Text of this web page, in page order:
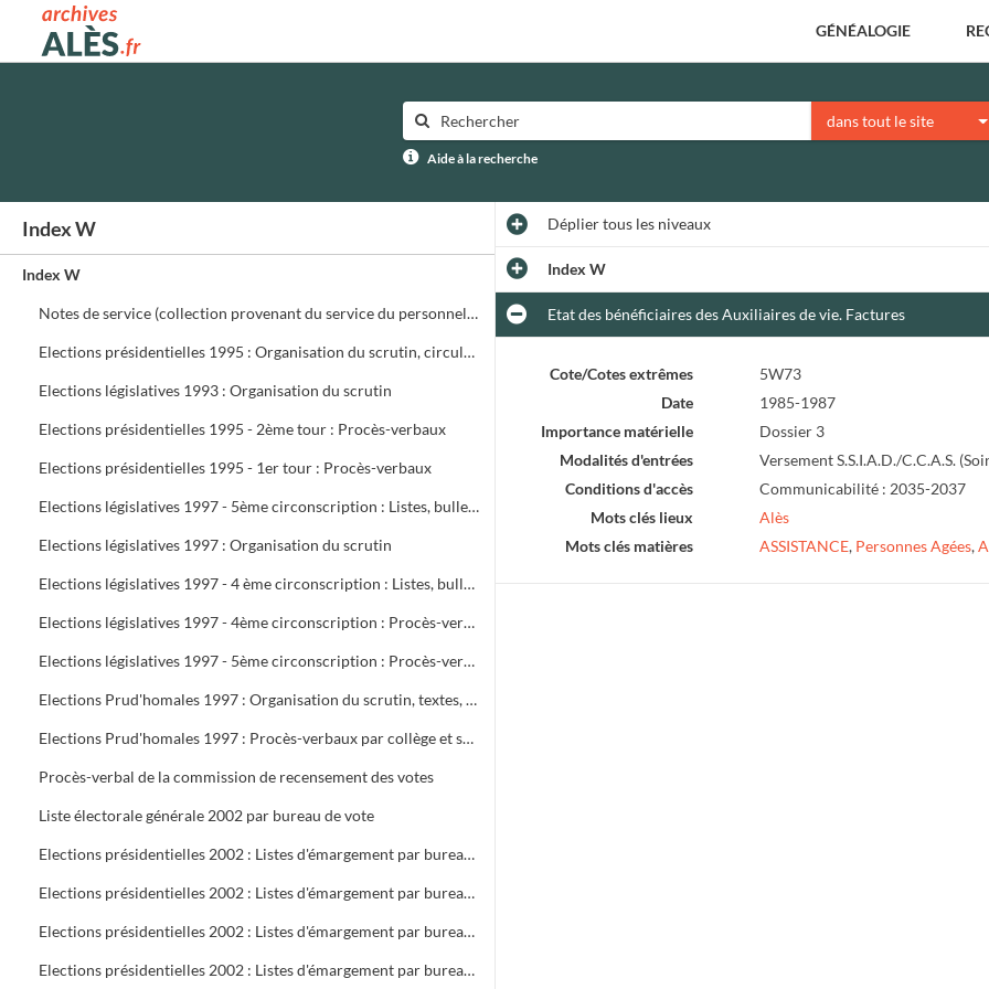
Archives municipales d'Alès GÉNÉALOGIE
dans tout le site
Aide à la recherche
Index W
Index W
Notes de service (collection provenant du service du personnel) ffffff
Elections présidentielles 1995 : Organisation du scrutin, circulaires, assesseurs, délégués, présidents de bureau de vote
Elections législatives 1993 : Organisation du scrutin
Elections présidentielles 1995 - 2ème tour : Procès-verbaux
Elections présidentielles 1995 - 1er tour : Procès-verbaux
Elections législatives 1997 - 5ème circonscription : Listes, bulletins de vote, délégués et assesseurs
Elections législatives 1997 : Organisation du scrutin
Elections législatives 1997 - 4 ème circonscription : Listes, bulletins de vote, délégués et assesseurs
Elections législatives 1997 - 4ème circonscription : Procès-verbaux
Elections législatives 1997 - 5ème circonscription : Procès-verbaux
Elections Prud'homales 1997 : Organisation du scrutin, textes, représentants des organisations professionnelles et syndicales, délégués, bureaux de vote, tableaux de vote par correspondance
Elections Prud'homales 1997 : Procès-verbaux par collège et section
Procès-verbal de la commission de recensement des votes
Liste électorale générale 2002 par bureau de vote
Elections présidentielles 2002 : Listes d'émargement par bureau de vote : 1 à 5
Elections présidentielles 2002 : Listes d'émargement par bureau de vote : 6 à 10
Elections présidentielles 2002 : Listes d'émargement par bureau de vote : 11 à 16 ( pas de 12 )
Elections présidentielles 2002 : Listes d'émargement par bureau de vote : 17 à 21
Dépliertous les niveaux
Index W
Etat des bénéficiaires des Auxiliaires de vie. Factures
Cote/Cotes extrêmes
5W73
Date
1985-1987
Importance matérielle
Dossier 3
Modalités d'entrées
Versement S.S.I.A.D./C.C.A.S.
Conditions d'accès
Communicabilité : 2035-2037
Mots clés lieux
Alès
Mots clés matières
ASSISTANCE, Personnes Agées,